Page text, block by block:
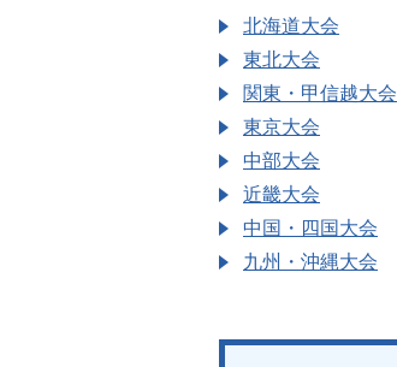
北海道大会
東北大会
関東・甲信越大会
東京大会
中部大会
近畿大会
中国・四国大会
九州・沖縄大会